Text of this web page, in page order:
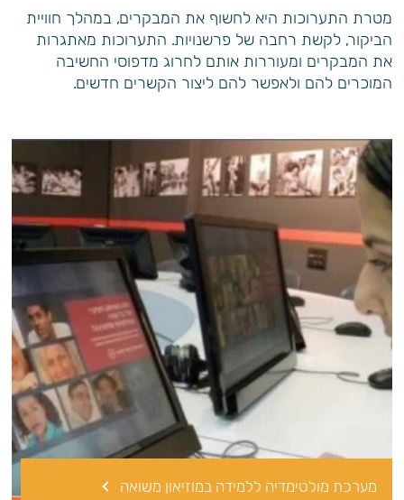
מטרת התערוכות היא לחשוף את המבקרים, במהלך חוויית
הביקור, לקשת רחבה של פרשנויות. התערוכות מאתגרות
את המבקרים ומעוררות אותם לחרוג מדפוסי החשיבה
המוכרים להם ולאפשר להם ליצור הקשרים חדשים.
מערכת מולטימדיה ללמידה במוזיאון משואה